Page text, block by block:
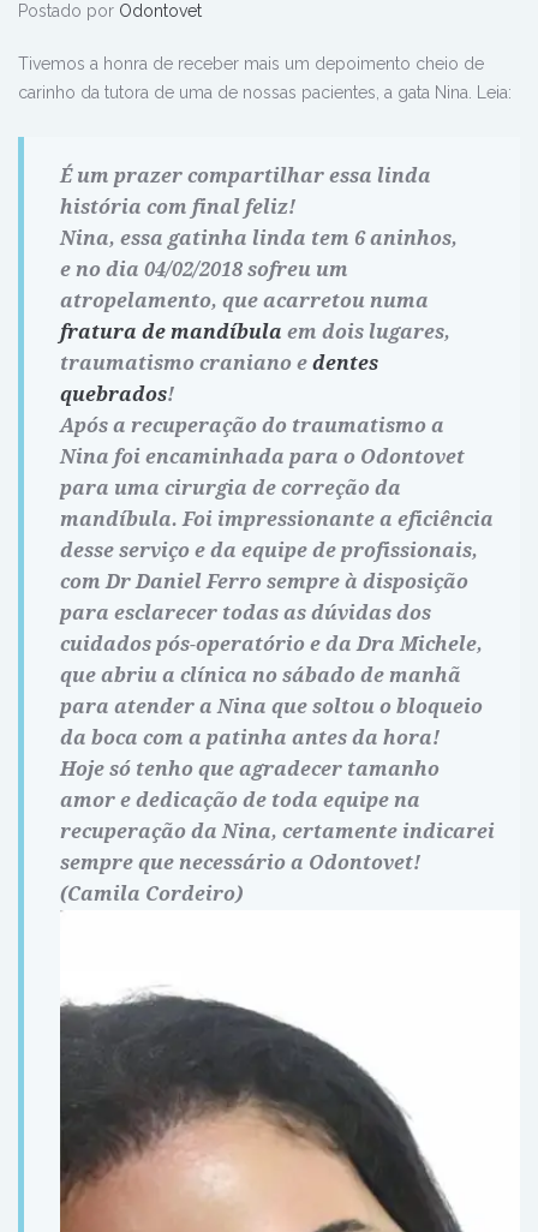
Postado por Odontovet
Tivemos a honra de receber mais um depoimento cheio de
carinho da tutora de uma de nossas pacientes, a gata Nina. Leia:
É um prazer compartilhar essa linda
história com final feliz!
Nina, essa gatinha linda tem 6 aninhos,
e no dia 04/02/2018 sofreu um
atropelamento, que acarretou numa
fratura de mandíbula em dois lugares,
traumatismo craniano e dentes
quebrados!
Após a recuperação do traumatismo a
Nina foi encaminhada para o Odontovet
para uma cirurgia de correção da
mandíbula. Foi impressionante a eficiência
desse serviço e da equipe de profissionais,
com Dr Daniel Ferro sempre à disposição
para esclarecer todas as dúvidas dos
cuidados pós-operatório e da Dra Michele,
que abriu a clínica no sábado de manhã
para atender a Nina que soltou o bloqueio
da boca com a patinha antes da hora!
Hoje só tenho que agradecer tamanho
amor e dedicação de toda equipe na
recuperação da Nina, certamente indicarei
sempre que necessário a Odontovet!
(Camila Cordeiro)